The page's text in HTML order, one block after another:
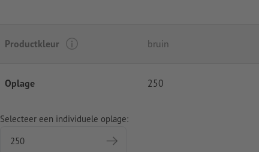
Productkleur bruin
Oplage 250
Selecteer een individuele oplage: